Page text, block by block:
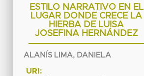
ESTILO NARRATIVO EN EL
LUGAR DONDE CRECE LA
HIERBA DE LUISA
JOSEFINA HERNÁNDEZ
ALANÍS LIMA, DANIELA
URI: